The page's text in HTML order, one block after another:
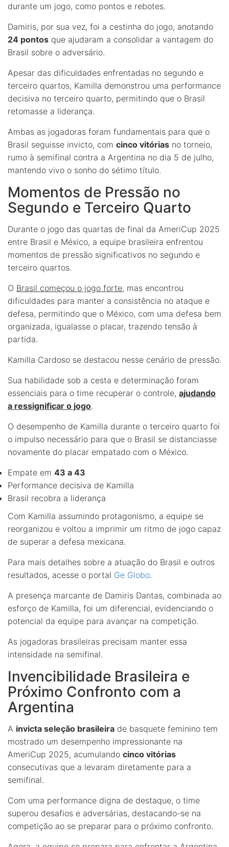
durante um jogo, como pontos e rebotes.
Damiris, por sua vez, foi a cestinha do jogo, anotando
24 pontos que ajudaram a consolidar a vantagem do
Brasil sobre o adversário.
Apesar das dificuldades enfrentadas no segundo e
terceiro quartos, Kamilla demonstrou uma performance
decisiva no terceiro quarto, permitindo que o Brasil
retomasse a liderança.
Ambas as jogadoras foram fundamentais para que o
Brasil seguisse invicto, com cinco vitórias no torneio,
rumo à semifinal contra a Argentina no dia 5 de julho,
mantendo vivo o sonho do sétimo título.
Momentos de Pressão no
Segundo e Terceiro Quarto
Durante o jogo das quartas de final da AmeriCup 2025
entre Brasil e México, a equipe brasileira enfrentou
momentos de pressão significativos no segundo e
terceiro quartos.
O Brasil começou o jogo forte, mas encontrou
dificuldades para manter a consistência no ataque e
defesa, permitindo que o México, com uma defesa bem
organizada, igualasse o placar, trazendo tensão à
partida.
Kamilla Cardoso se destacou nesse cenário de pressão.
Sua habilidade sob a cesta e determinação foram
essenciais para o time recuperar o controle, ajudando
a ressignificar o jogo.
O desempenho de Kamilla durante o terceiro quarto foi
o impulso necessário para que o Brasil se distanciasse
novamente do placar empatado com o México.
Empate em 43 a 43
Performance decisiva de Kamilla
Brasil recobra a liderança
Com Kamilla assumindo protagonismo, a equipe se
reorganizou e voltou a imprimir um ritmo de jogo capaz
de superar a defesa mexicana.
Para mais detalhes sobre a atuação do Brasil e outros
resultados, acesse o portal Ge Globo.
A presença marcante de Damiris Dantas, combinada ao
esforço de Kamilla, foi um diferencial, evidenciando o
potencial da equipe para avançar na competição.
As jogadoras brasileiras precisam manter essa
intensidade na semifinal.
Invencibilidade Brasileira e
Próximo Confronto com a
Argentina
A invicta seleção brasileira de basquete feminino tem
mostrado um desempenho impressionante na
AmeriCup 2025, acumulando cinco vitórias
consecutivas que a levaram diretamente para a
semifinal.
Com uma performance digna de destaque, o time
superou desafios e adversárias, destacando-se na
competição ao se preparar para o próximo confronto.